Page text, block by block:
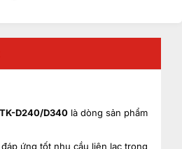
D240/D340 là dòng sản phẩm
ứng tốt nhu cầu liên lạc trong